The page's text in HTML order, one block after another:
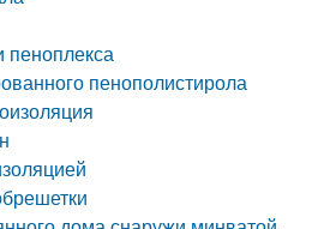
пеноплекса
пенополистирола